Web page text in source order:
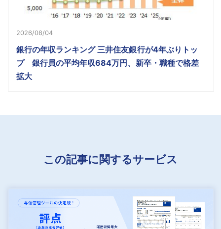
2026/08/04
銀行の年収ランキング 三井住友銀行が4年ぶりトッ
プ 銀行員の平均年収684万円、新卒・職種で格差
拡大
この記事に関するサービス